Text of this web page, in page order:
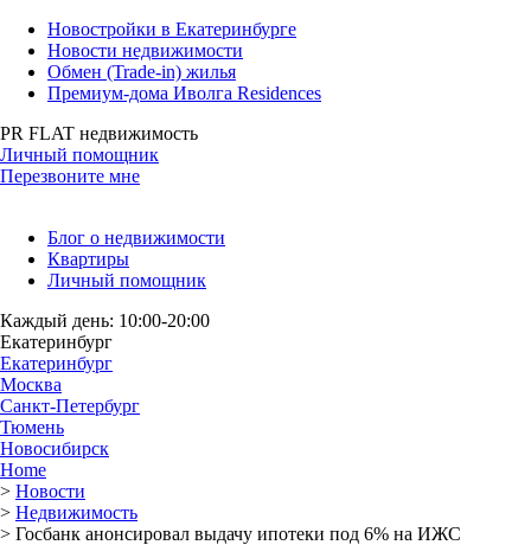
Новостройки в Екатеринбурге
Новости недвижимости
Обмен (Trade-in) жилья
Премиум-дома Иволга Residences
PR FLAT недвижимость
Личный помощник
Перезвоните мне
Блог о недвижимости
Квартиры
Личный помощник
Каждый день: 10:00-20:00
Екатеринбург
Екатеринбург
Москва
Санкт-Петербург
Тюмень
Новосибирск
Home
> Новости
> Недвижимость
> Госбанк анонсировал выдачу ипотеки под 6% на ИЖС